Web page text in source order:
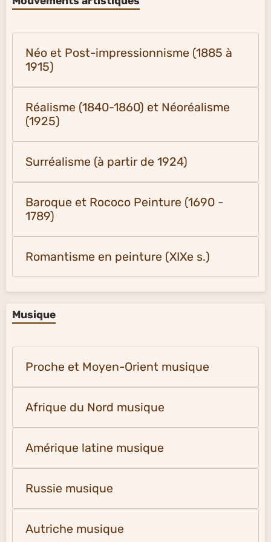
Néo et Post-impressionnisme (1885 à
1915)
Réalisme (1840-1860) et Néoréalisme
(1925)
Surréalisme (à partir de 1924)
Baroque et Rococo Peinture (1690 -
1789)
Romantisme en peinture (XIXe s.)
Musique
Proche et Moyen-Orient musique
Afrique du Nord musique
Amérique latine musique
Russie musique
Autriche musique